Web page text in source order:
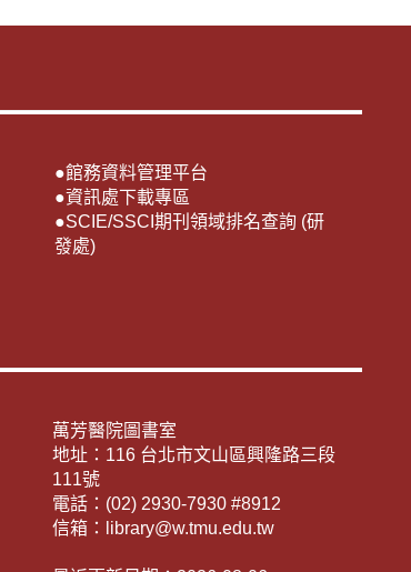
●館務資料管理平台
●資訊處下載專區
●SCIE/SSCI期刊領域排名查詢 (研
發處)
萬芳醫院圖書室
地址：116 台北市文山區興隆路三段
111號
電話：(02) 2930-7930 #8912
信箱：library@w.tmu.edu.tw